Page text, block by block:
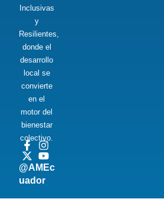
Inclusivas
y
Resilientes,
donde el
desarrollo
local se
convierte
en el
motor del
bienestar
colectivo.
@AMEc
uador